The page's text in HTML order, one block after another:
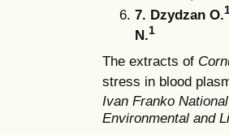
7. Dzydzan О.
N.1
The extracts of
stress in blood
Ivan Franko
Environmental and